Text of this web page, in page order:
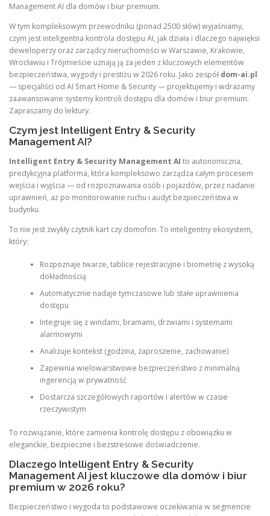
Management AI dla domów i biur premium.
W tym kompleksowym przewodniku (ponad 2500 słów) wyjaśniamy,
czym jest inteligentna kontrola dostępu AI, jak działa i dlaczego najwięksi
deweloperzy oraz zarządcy nieruchomości w Warszawie, Krakowie,
Wrocławiu i Trójmieście uznają ją za jeden z kluczowych elementów
bezpieczeństwa, wygody i prestiżu w 2026 roku. Jako zespół dom-ai.pl
— specjaliści od AI Smart Home & Security — projektujemy i wdrażamy
zaawansowane systemy kontroli dostępu dla domów i biur premium.
Zapraszamy do lektury.
Czym jest Intelligent Entry & Security
Management AI?
Intelligent Entry & Security Management AI to autonomiczna,
predykcyjna platforma, która kompleksowo zarządza całym procesem
wejścia i wyjścia — od rozpoznawania osób i pojazdów, przez nadanie
uprawnień, aż po monitorowanie ruchu i audyt bezpieczeństwa w
budynku.
To nie jest zwykły czytnik kart czy domofon. To inteligentny ekosystem,
który:
Rozpoznaje twarze, tablice rejestracyjne i biometrię z wysoką
dokładnością
Automatycznie nadaje tymczasowe lub stałe uprawnienia
dostępu
Integruje się z windami, bramami, drzwiami i systemami
alarmowymi
Analizuje kontekst (godzina, zaproszenie, zachowanie)
Zapewnia wielowarstwowe bezpieczeństwo z minimalną
ingerencją w prywatność
Dostarcza szczegółowych raportów i alertów w czasie
rzeczywistym
To rozwiązanie, które zamienia kontrolę dostępu z obowiązku w
eleganckie, bezpieczne i bezstresowe doświadczenie.
Dlaczego Intelligent Entry & Security
Management AI jest kluczowe dla domów i biur
premium w 2026 roku?
Bezpieczeństwo i wygoda to podstawowe oczekiwania w segmencie